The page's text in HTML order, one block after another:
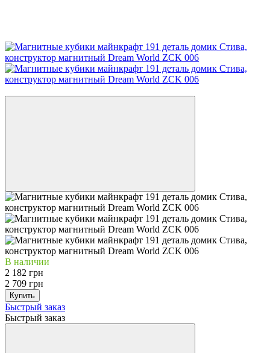
В наличии
2 182 грн
2 709 грн
Купить
Быстрый заказ
Быстрый заказ